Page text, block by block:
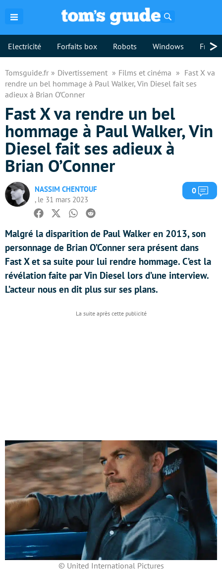
Electricité Forfaits box Robots Windows >
Tomsguide.fr Divertissement Films et cinéma
Fast X va
rendre un bel hommage à Paul Walker, Vin Diesel fait ses
adieux à Brian O’Conner
Fast X va rendre un bel
hommage à Paul Walker, Vin
Diesel fait ses adieux à
Brian O’Conner
NASSIM CHENTOUF
, le 31 mars 2023
0
Facebook
TwitterWhatsapp
Reddit
Malgré la disparition de Paul Walker en 2013, son
personnage de Brian O’Conner sera présent dans
Fast X et sa suite pour lui rendre hommage. C’est la
révélation faite par Vin Diesel lors d’une interview.
L’acteur nous en dit plus sur ses plans.
© United International Pictures